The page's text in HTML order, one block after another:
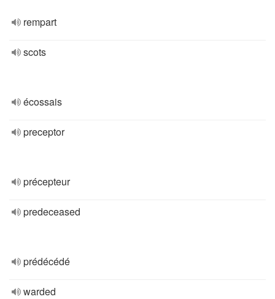
rempart
scots
écossais
preceptor
précepteur
predeceased
prédécédé
warded